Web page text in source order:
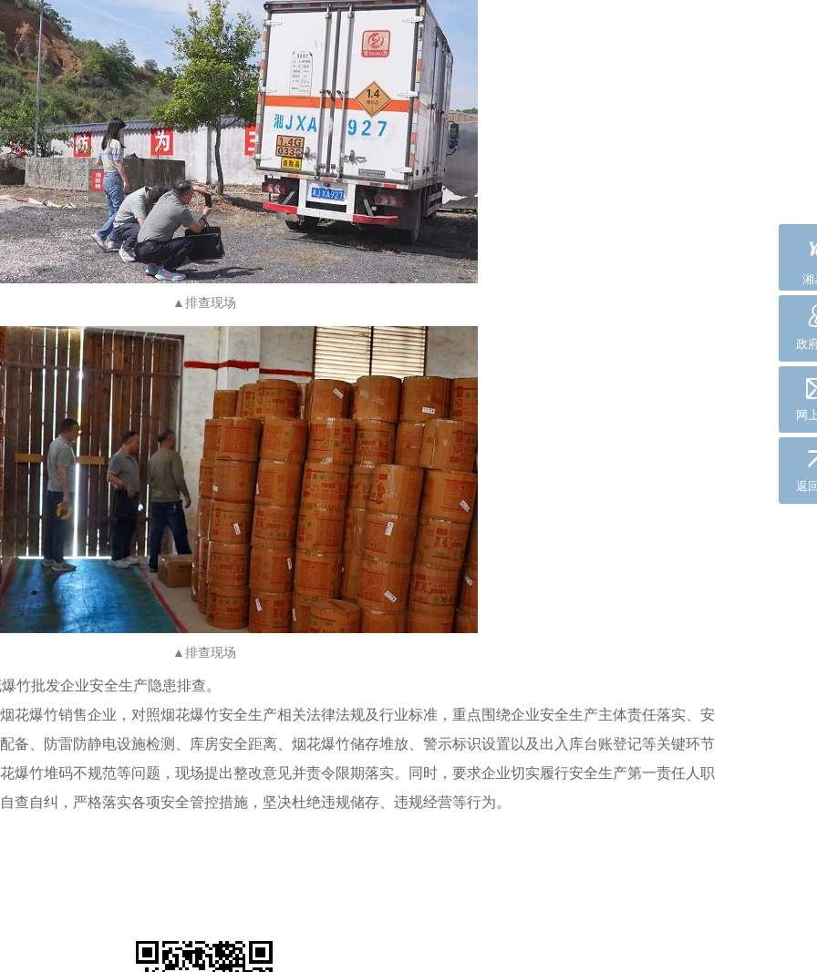
▲排查现场
▲排查现场
竹批发企业安全生产隐患排查。
花爆竹销售企业，对照烟花爆竹安全生产相关法律法规及行业标准，重点围绕企业安全生产主体责任落实、安
备、防雷防静电设施检测、库房安全距离、烟花爆竹储存堆放、警示标识设置以及出入库台账登记等关键环节
爆竹堆码不规范等问题，现场提出整改意见并责令限期落实。同时，要求企业切实履行安全生产第一责任人职
查自纠，严格落实各项安全管控措施，坚决杜绝违规储存、违规经营等行为。
湘
政
网
返